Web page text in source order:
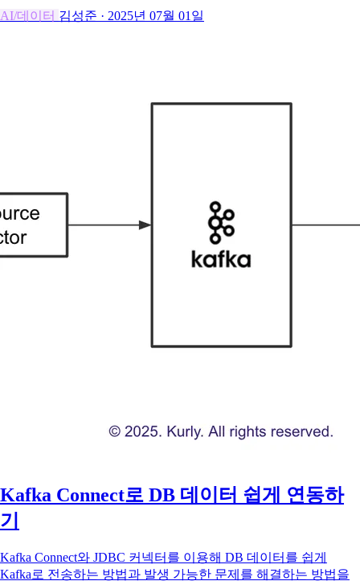
AI/데이터 김성준 · 2025년 07월 01일
Kafka Connect로 DB 데이터 쉽게 연동하
기
Kafka Connect와 JDBC 커넥터를 이용해 DB 데이터를 쉽게
Kafka로 전송하는 방법과 발생 가능한 문제를 해결하는 방법을